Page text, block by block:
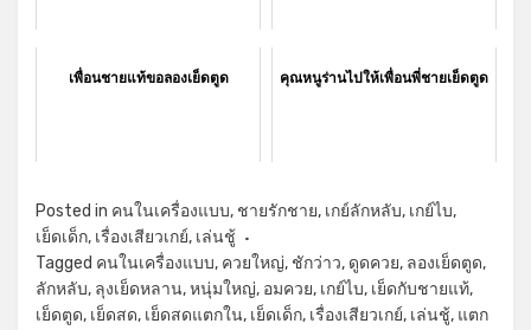
เพื่อนชายแท้ขอลองเย็ดตูด คุณหนูร่านไปให้เพื่อนพี่ชายเย็ดตูด
Posted in คนในเครื่องแบบ, ชายรักชาย, เกย์ลักหลับ, เกย์ไบ,
เย็ดเด็ก, เรื่องเสียวเกย์, เล่นชู้
Tagged คนในเครื่องแบบ, ควยใหญ่, ชักว่าว, ดูดควย, ลองเย็ดตูด,
ลักหลับ, ลุงเย็ดหลาน,หนุ่มใหญ่, อมควย, เกย์ไบ, เย็ดกับชายแท้,
เย็ดตูด, เย็ดสด, เย็ดสดแตกใน, เย็ดเด็ก, เรื่องเสียวเกย์, เล่นชู้, แตก